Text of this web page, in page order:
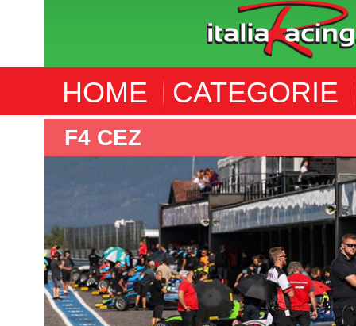
HOME CATEGORIE
F4 CEZ